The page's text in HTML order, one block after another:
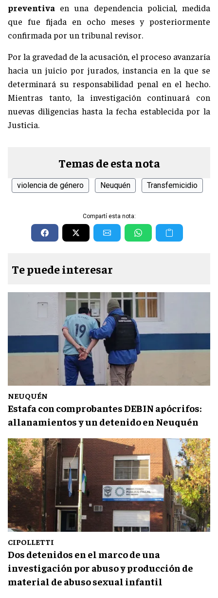
preventiva en una dependencia policial, medida
que fue fijada en ocho meses y posteriormente
confirmada por un tribunal revisor.
Por la gravedad de la acusación, el proceso avanzaría
hacia un juicio por jurados, instancia en la que se
determinará su responsabilidad penal en el hecho.
Mientras tanto, la investigación continuará con
nuevas diligencias hasta la fecha establecida por la
Justicia.
Temas de esta nota
violencia de género Neuquén Transfemicidio
Compartí esta nota:
Te puede interesar
NEUQUÉN
Estafa con comprobantes DEBIN apócrifos:
allanamientos y un detenido en Neuquén
CIPOLLETTI
Dos detenidos en el marco de una
investigación por abuso y producción de
material de abuso sexual infantil